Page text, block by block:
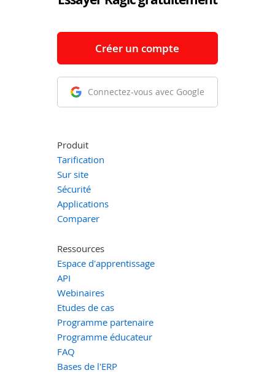
Créer un compte
Connectez-vous avec Google
Produit
Tarification
Sur site
Sécurité
Applications
Comparer
Ressources
Espace d'apprentissage
API
Webinaires
Etudes de cas
Programme partenaire
Programme éducateur
FAQ
Bases de l'ERP